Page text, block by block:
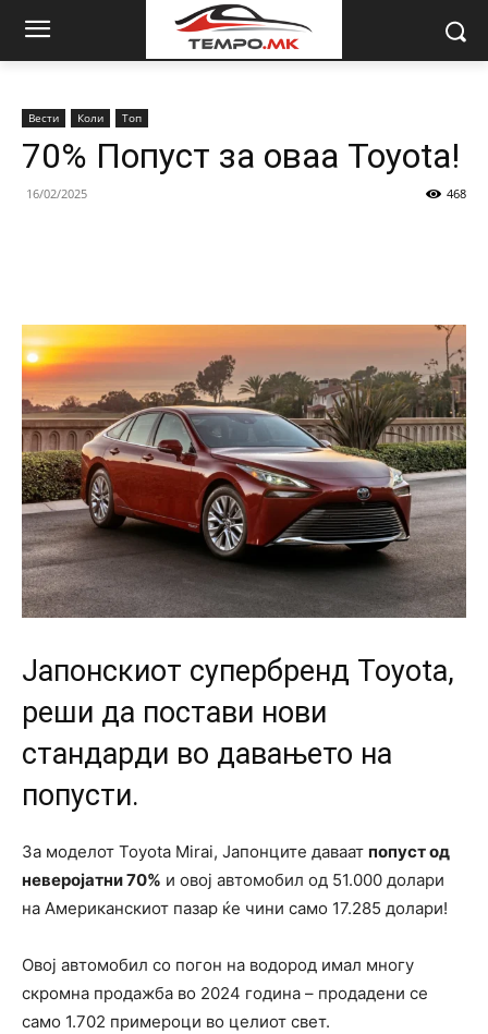
Вести Коли Топ
70% Попуст за оваа Toyota!
16/02/2025 468
Jaпонскиот супербренд Toyota,
реши да постави нови
стандарди во давањето на
попусти.
За моделот Toyota Mirai, Јапонците даваат попуст од
неверојатни 70% и овој автомобил од 51.000 долари
на Американскиот пазар ќе чини само 17.285 долари!
Овој автомобил со погон на водород имал многу
скромна продажба во 2024 година – продадени се
само 1.702 примероци во целиот свет.